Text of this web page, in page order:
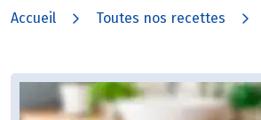
Accueil Toutes nos recettes